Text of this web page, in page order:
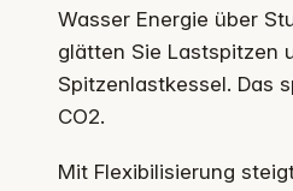
Wasser Energie über
glätten Sie Lastspitzen
Spitzenlastkessel. Das
CO2.
Mit Flexibilisierung